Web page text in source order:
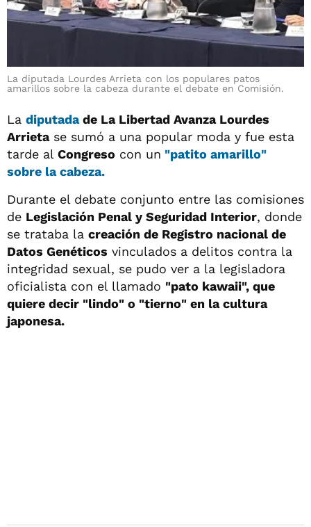
La diputada Lourdes Arrieta con los populares patos
amarillos sobre la cabeza durante el debate en Comisión.
La diputadade La Libertad Avanza Lourdes
Arrietase sumó a una popular moda y fue esta
tarde al Congreso con un "patito amarillo"
sobre la cabeza.
Durante el debate conjunto entre las comisiones
de Legislación Penal y Seguridad Interior, donde
se trataba la creación de Registro nacional de
Datos Genéticos vinculados a delitos contra la
integridad sexual, se pudo ver a la legisladora
oficialista con el llamado "pato kawaii", que
quiere decir "lindo" o "tierno" en la cultura
japonesa.